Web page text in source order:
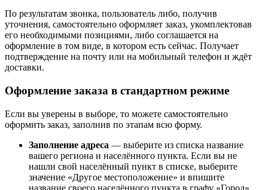
По результатам звонка, пользователь либо, получив
уточнения, самостоятельно оформляет заказ, укомплектовав
его необходимыми позициями, либо соглашается на
оформление в том виде, в котором есть сейчас. Получает
подтверждение на почту или на мобильный телефон и ждёт
доставки.
Оформление заказа в стандартном режиме
Если вы уверены в выборе, то можете самостоятельно
оформить заказ, заполнив по этапам всю форму.
Заполнение адреса — выберите из списка название
вашего региона и населённого пункта. Если вы не
нашли свой населённый пункт в списке, выберите
значение «Другое местоположение» и впишите
название своего населённого пункта в графу «Город».